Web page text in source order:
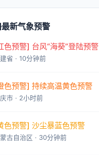
最新气象预警
色预警] 台风“海葵”登陆预警
省 · 10分钟前
色预警] 持续高温黄色预警
市 · 2小时前
色预警] 沙尘暴蓝色预警
古自治区 · 30分钟前